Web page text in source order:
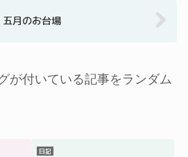
五月のお台場
が付いている記事をランダム
日記